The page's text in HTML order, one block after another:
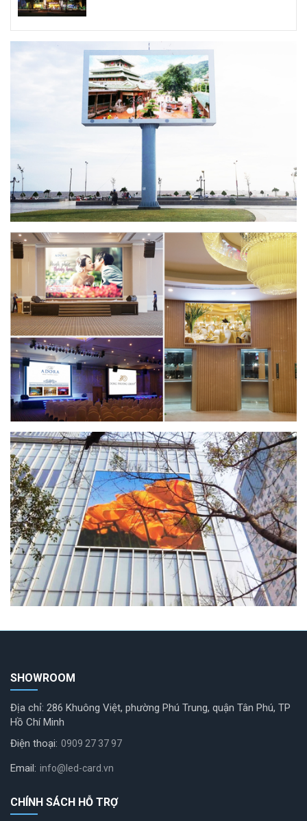
SHOWROOM
Địa chỉ: 286 Khuông Việt, phường Phú Trung, quận Tân Phú, TP
Hồ Chí Minh
Điện thoại: 0909 27 37 97
Email: info@led-card.vn
CHÍNH SÁCH HỖ TRỢ